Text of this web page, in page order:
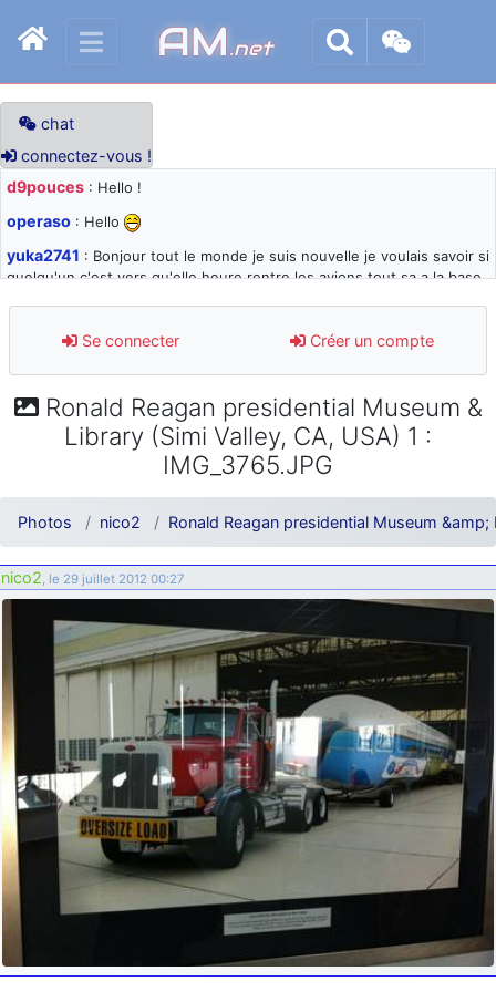
AM.net
chat
connectez-vous !
d9pouces : Hello !
operaso : Hello
yuka2741 : Bonjour tout le monde je suis nouvelle je voulais savoir si
quelqu'un c'est vers qu'elle heure rentre les avions tout sa a la base
d9pouces: désolé pour les quelques blocages du site ces derniers
jours : je teste des méthodes contre le spam et les bots trop nocifs
paxwax: Super, la nouvelle bannière
: je suis un avion@,._,+ > lesquels ? je ne suis pas sûr de
bien sûr que oui !
je suis un avion@,._,+: Bonjour je viens d'arriver il y a quelques
moi et quelques avions n'ont pas les mêmes noms qu'aujourd'hui
ouakamois: Bonjourà toutes et à tous.en espérantque ces
quelques images du Pays Basque vous auront plu ; Agur…
d9pouces: Je me rattraperai à la Ferté samedi
d9pouces : Malheureusement nonun peu trop loin pour moi !
fox_50: Bonjour, certains parmis vous étaient-ils présent au
meeting de Lann Bihoué de 2026 ?
cachée dans les pins: Coucou et excellente année 2026 à tous et
au site!
jericho: Bonne année et tous mes meilleurs voeux à tous pour
2026 !
little boy: je vous souhaite un bon réveillon pour cette nouvelle
jericho: Merci D9pouces, à mon tour de souhaiter un Joyeux Noël
Se connecter Créer un compte
Ronald Reagan presidential Museum &
Library (Simi Valley, CA, USA) 1 :
IMG_3765.JPG
Photos nico2 Ronald Reagan presidential Museum
nico2, le 29 juillet 2012 00:27